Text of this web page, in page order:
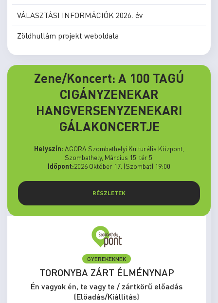
VÁLASZTÁSI INFORMÁCIÓK 2026. év
Zöldhullám projekt weboldala
Zene/Koncert: A 100 TAGÚ
CIGÁNYZENEKAR
HANGVERSENYZENEKARI
GÁLAKONCERTJE
Helyszín: AGORA Szombathelyi Kulturális Központ,
Szombathely, Március 15. tér 5.
Időpont:2026 Október 17. (Szombat) 19:00
RÉSZLETEK
GYEREKEKNEK
TORONYBA ZÁRT ÉLMÉNYNAP
Én vagyok én, te vagy te / zártkörű előadás
(Előadás/Kiállítás)